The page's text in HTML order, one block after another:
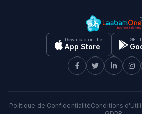
Download on the
App Store
GET
Politique de ConfidentialitéConditions